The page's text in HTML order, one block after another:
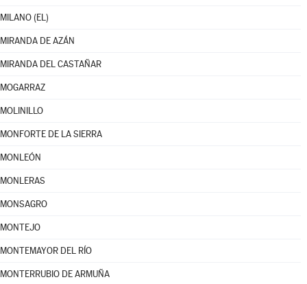
MILANO (EL)
MIRANDA DE AZÁN
MIRANDA DEL CASTAÑAR
MOGARRAZ
MOLINILLO
MONFORTE DE LA SIERRA
MONLEÓN
MONLERAS
MONSAGRO
MONTEJO
MONTEMAYOR DEL RÍO
MONTERRUBIO DE ARMUÑA